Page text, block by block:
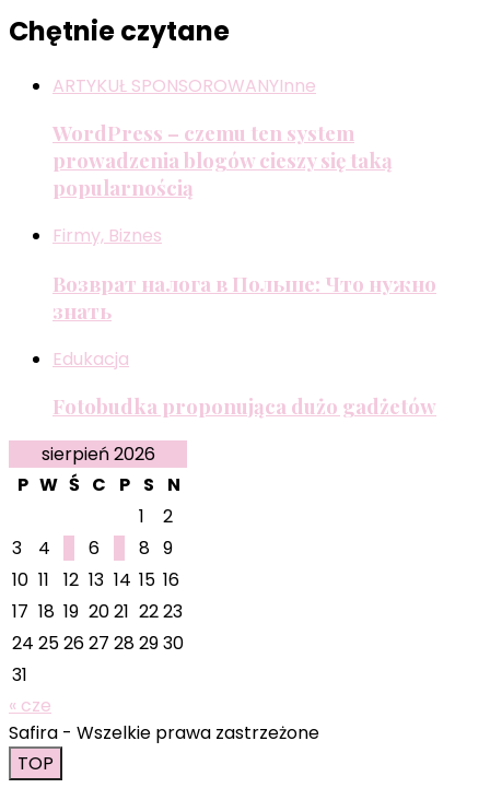
Chętnie czytane
ARTYKUŁ SPONSOROWANYInne
WordPress – czemu ten system
prowadzenia blogów cieszy się taką
popularnością
Firmy, Biznes
Возврат налога в Польше: Что нужно
знать
Edukacja
Fotobudka proponująca dużo gadżetów
sierpień 2026
P W Ś C P S
N
1
2
3
4 6 8 9
10 11 12 13 14 15 16
17 18 19 2021 2223
24 252627 282930
31
« cze
Safira - Wszelkie prawa zastrzeżone
TOP